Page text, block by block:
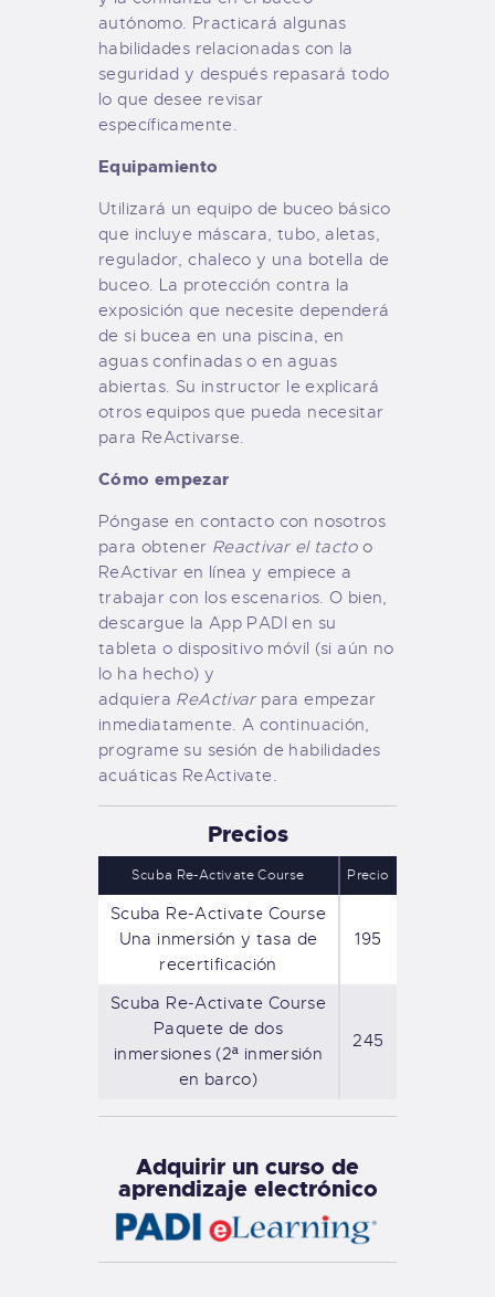
autónomo. Practicará algunas
habilidades relacionadas con la
seguridad y después repasará todo
lo que desee revisar
específicamente.
Equipamiento
Utilizará un equipo de buceo básico
que incluye máscara, tubo, aletas,
regulador, chaleco y una botella de
buceo. La protección contra la
exposición que necesite dependerá
de si bucea en una piscina, en
aguas confinadas o en aguas
abiertas. Su instructor le explicará
otros equipos que pueda necesitar
para ReActivarse.
Cómo empezar
Póngase en contacto con nosotros
para obtener Reactivar el tactoo
ReActivar en línea y empiece a
trabajar con los escenarios. O bien,
descargue la App PADI en su
tableta o dispositivo móvil (si aún no
lo ha hecho) y
adquiera ReActivar para empezar
inmediatamente. A continuación,
programe su sesión de habilidades
acuáticas ReActivate.
Precios
Scuba Re-Activate Course Precio
Scuba Re-Activate Course
Una inmersión y tasa de
recertificación
195
Scuba Re-Activate Course
Paquete de dos
inmersiones (2ª inmersión
en barco)
245
Adquirir un curso de
aprendizaje electrónico